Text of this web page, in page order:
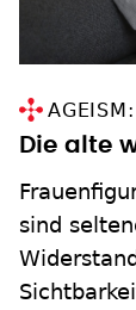
Die alte
sind